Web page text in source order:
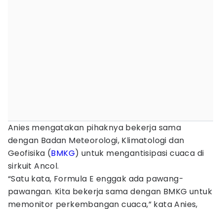
Anies mengatakan pihaknya bekerja sama
dengan Badan Meteorologi, Klimatologi dan
Geofisika (BMKG) untuk mengantisipasi cuaca di
sirkuit Ancol.
“Satu kata, Formula E enggak ada pawang-
pawangan. Kita bekerja sama dengan BMKG untuk
memonitor perkembangan cuaca,” kata Anies,